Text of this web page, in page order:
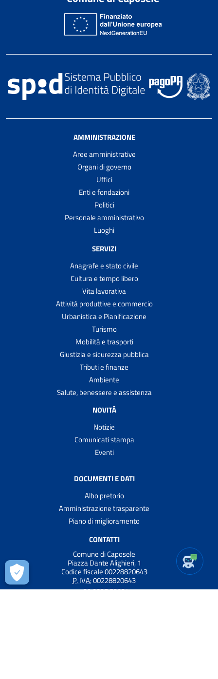
AMMINISTRAZIONE
Aree amministrative
Organi di governo
Uffici
Enti e fondazioni
Politici
Personale amministrativo
Luoghi
SERVIZI
Anagrafe e stato civile
Cultura e tempo libero
Vita lavorativa
Attività produttive e commercio
Urbanistica e Pianificazione
Turismo
Mobilità e trasporti
Giustizia e sicurezza pubblica
Tributi e finanze
Ambiente
Salute, benessere e assistenza
NOVITÀ
Notizie
Comunicati stampa
Eventi
DOCUMENTI E DATI
Albo pretorio
Amministrazione trasparente
Piano di miglioramento
CONTATTI
Comune di Caposele
Piazza Dante Alighieri, 1
Codice fiscale 00228820643
P. IVA:00228820643
+39 0827 53024